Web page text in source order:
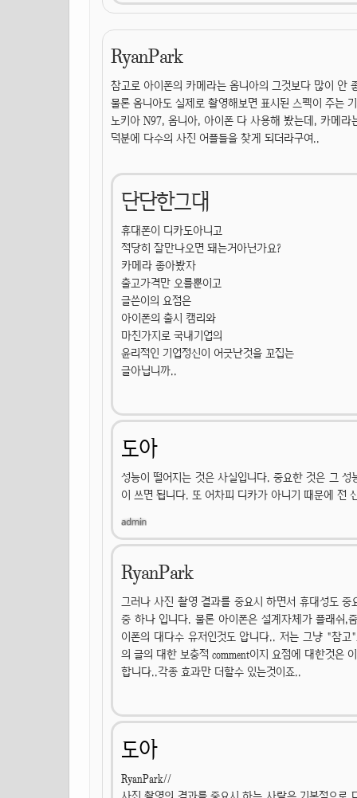
RyanPark
참고로 아이폰의 카메라는 옴니아의 그것보다 많이 안
물론 옴니아도 실제로 촬영해보면 표시된 스펙이 주는
노키아 N97, 옴니아, 아이폰 다 사용해 봤는데, 카메라
덕분에 다수의 사진 어플들을 찾게 되더라구여..
단단한그대
휴대폰이 디카도아니고
적당히 잘만나오면 돼는거아닌가요?
카메라 좋아봤자
출고가격만 오를뿐이고
글쓴이의 요점은
아이폰의 출시 캠리와
마친가지로 국내기업의
윤리적인 기업정신이 어긋난것을 꼬집는
글아닙니까..
도아
성능이 떨어지는 것은 사실입니다. 중요한 것은 그
이 쓰면 됩니다. 또 어차피 디카가 아니기 때문에 전
RyanPark
그러나 사진 촬영 결과를 중요시 하면서 휴대성도
중 하나 입니다. 물론 아이폰은 설계자체가 플래쉬,
이폰의 대다수 유저인것도 압니다.. 저는 그냥 "참
의 글의 대한 보충적 comment이지 요점에 대한것은
합니다..각종 효과만 더할수 있는것이죠..
도아
RyanPark//